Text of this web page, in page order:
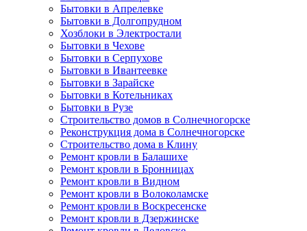
Бытовки в Апрелевке
Бытовки в Долгопрудном
Хозблоки в Электростали
Бытовки в Чехове
Бытовки в Серпухове
Бытовки в Ивантеевке
Бытовки в Зарайске
Бытовки в Котельниках
Бытовки в Рузе
Строительство домов в Солнечногорске
Реконструкция дома в Солнечногорске
Строительство дома в Клину
Ремонт кровли в Балашихе
Ремонт кровли в Бронницах
Ремонт кровли в Видном
Ремонт кровли в Волоколамске
Ремонт кровли в Воскресенске
Ремонт кровли в Дзержинске